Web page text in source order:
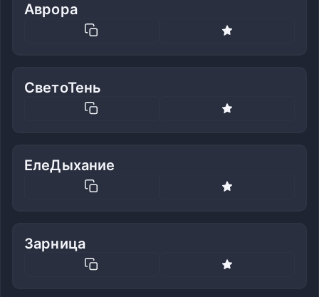
Аврора
СветоТень
ЕлеДыхание
Зарница